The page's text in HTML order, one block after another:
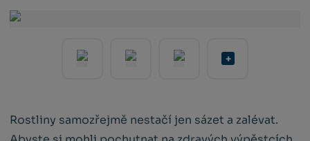
Rostliny samozřejmě nestačí jen sázet a zalévat.